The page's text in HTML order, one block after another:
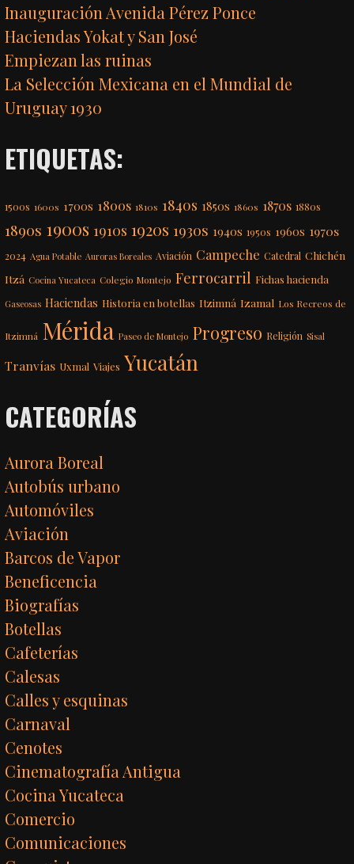
Inauguración Avenida Pérez Ponce
Haciendas Yokat y San José
Empiezan las ruinas
La Selección Mexicana en el Mundial de
Uruguay 1930
ETIQUETAS:
1500s 1600s 1700s 1800s 1810s 1840s 1850s 1860s 1870s 1880s
1890s 1900s 1910s 1920s 1930s 1940s 1950s 1960s 1970s
2024 Agua Potable Auroras Boreales Aviación Campeche Catedral Chichén
Itzá Cocina Yucateca Colegio Montejo Ferrocarril Fichas hacienda
Gaseosas Haciendas Historia en botellas Itzimná Izamal Los Recreos de
Itzimná Mérida Paseo de Montejo Progreso Religión Sisal
Tranvías Uxmal Viajes Yucatán
CATEGORÍAS
Aurora Boreal
Autobús urbano
Automóviles
Aviación
Barcos de Vapor
Beneficencia
Biografías
Botellas
Cafeterías
Calesas
Calles y esquinas
Carnaval
Cenotes
Cinematografía Antigua
Cocina Yucateca
Comercio
Comunicaciones